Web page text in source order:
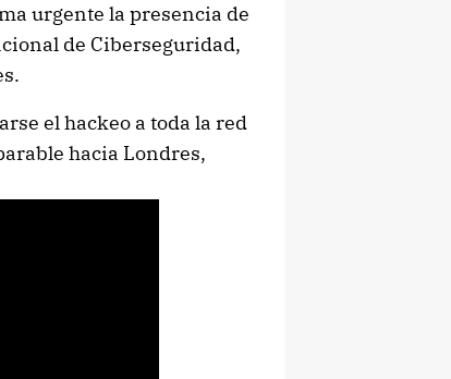
urgente la presencia de
de Ciberseguridad,
el hackeo a toda la red
hacia Londres,